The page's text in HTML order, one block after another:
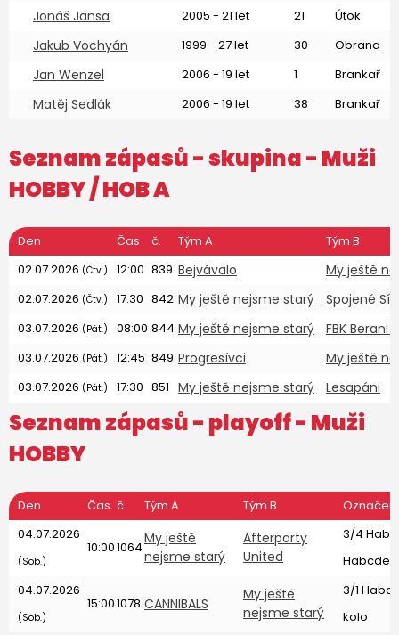
Jonáš Jansa 2005 - 21 let 21 Útok
Jakub Vochyán 1999 - 27 let 30 Obrana
Jan Wenzel 2006 - 19 let 1 Brankař
Matěj Sedlák 2006 - 19 let 38 Brankař
Seznam zápasů - skupina - Muži
HOBBY/ HOB A
Den Čas č. Tým A
Tým B
02.07.2026 (Čtv.) 12:00 839 Bejvávalo My ještě
02.07.2026 (Čtv.) 17:30 842 My ještě nejsme starý Spojené Síly
03.07.2026 (Pát.) 08:00 844 My ještě nejsme starý FBK Berani
03.07.2026 (Pát.) 12:45 849 Progresívci My ještě
03.07.2026 (Pát.) 17:30 851 My ještě nejsme starý Lesapáni
Seznam zápasů - playoff - Muži
HOBBY
Den Čas č. Tým A Tým B
Označení
04.07.2026
(Sob.)
10:001064
My ještě
nejsme starý
Afterparty
United
3/4
04.07.2026
(Sob.)
15:001078 CANNIBALS
My ještě
nejsme starý
3/1
kolo